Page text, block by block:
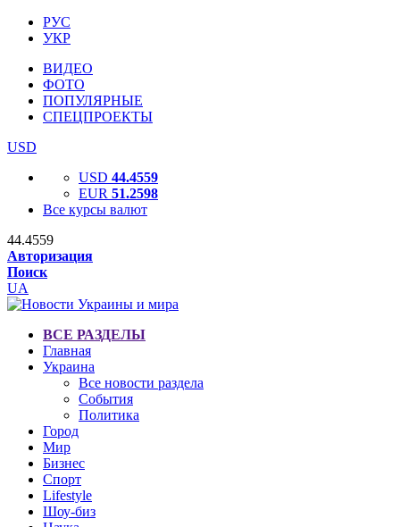
РУС
УКР
ВИДЕО
ФОТО
ПОПУЛЯРНЫЕ
СПЕЦПРОЕКТЫ
USD
USD 44.4559
EUR 51.2598
Все курсы валют
44.4559
Авторизация
Поиск
UA
ВСЕ РАЗДЕЛЫ
Главная
Украина
Все новости раздела
События
Политика
Город
Мир
Бизнес
Спорт
Lifestyle
Шоу-биз